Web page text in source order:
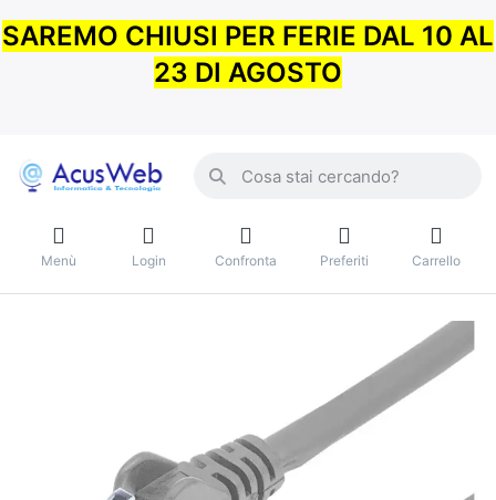
SAREMO CHIUSI PER FERIE DAL 10 AL
23 DI AGOSTO
Menù Login Confronta Preferiti Carrello